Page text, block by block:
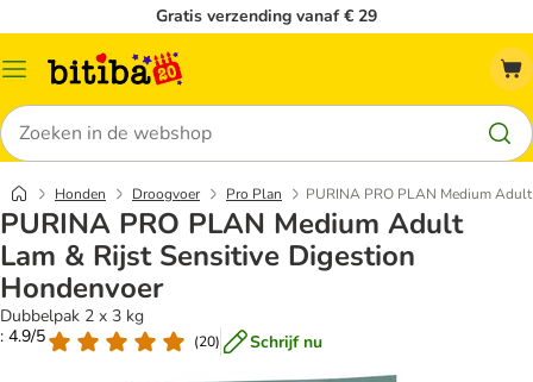
Gratis verzending vanaf € 29
Catalogusmenu
Zoeken
Honden Droogvoer Pro Plan PURINA PRO PLAN Medium
PURINA PRO PLAN Medium Adult
Lam & Rijst Sensitive Digestion
Hondenvoer
Dubbelpak 2 x 3 kg
: 4.9/5
(20) Schrijf nu